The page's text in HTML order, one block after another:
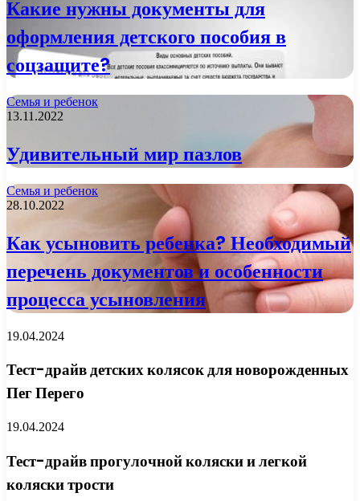
Какие нужны документы для
оформления детского пособия в
соцзащите?
Семья и ребенок
13.11.2022
Удивительный мир пазлов
Семья и ребенок
28.10.2022
Как усыновить ребенка? Необходимый
перечень документов и особенности
процесса усыновления
19.04.2024
Тест-драйв детских колясок для новорожденных
Пег Перего
19.04.2024
Тест-драйв прогулочной коляски и легкой
коляски трости